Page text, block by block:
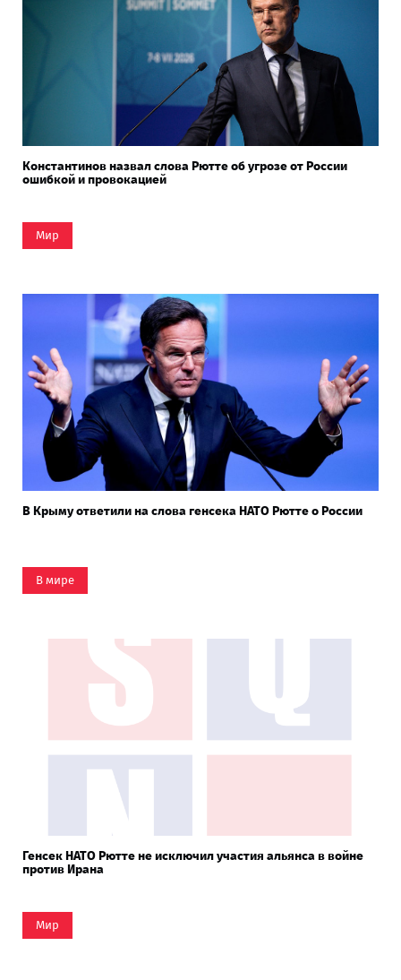
Константинов назвал слова Рютте об угрозе от России
ошибкой и провокацией
Мир
В Крыму ответили на слова генсека НАТО Рютте о России
В мире
Генсек НАТО Рютте не исключил участия альянса в войне
против Ирана
Мир